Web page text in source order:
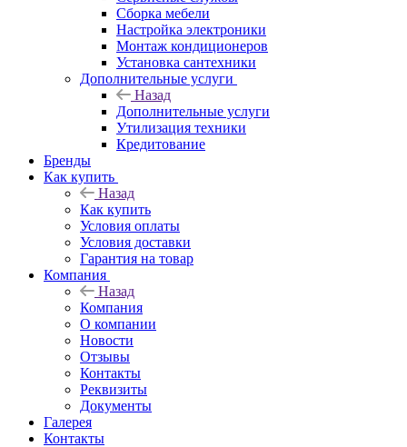
Сборка мебели
Настройка электроники
Монтаж кондиционеров
Установка сантехники
Дополнительные услуги
Назад
Дополнительные услуги
Утилизация техники
Кредитование
Бренды
Как купить
Назад
Как купить
Условия оплаты
Условия доставки
Гарантия на товар
Компания
Назад
Компания
О компании
Новости
Отзывы
Контакты
Реквизиты
Документы
Галерея
Контакты